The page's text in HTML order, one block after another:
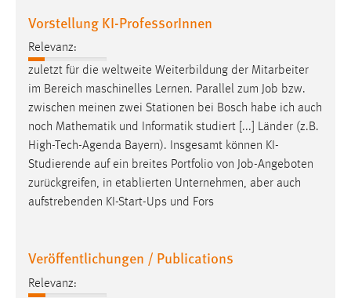
Vorstellung KI-ProfessorInnen
Relevanz:
zuletzt für die weltweite Weiterbildung der Mitarbeiter
im Bereich maschinelles Lernen. Parallel zum Job bzw.
zwischen meinen zwei Stationen bei Bosch habe ich auch
noch Mathematik und Informatik studiert [...] Länder (z.B.
High-Tech-Agenda Bayern). Insgesamt können KI-
Studierende auf ein breites Portfolio von Job-Angeboten
zurückgreifen, in etablierten Unternehmen, aber auch
aufstrebenden KI-Start-Ups und Fors
Veröffentlichungen / Publications
Relevanz:
Name:
Zweck:
Das Cookie speichert die gewählte Sprache der Website.
Cookie Laufzeit:
30 Tage
Chat
Name:
Wird benötigt um die Chatfunktion nutzen zu können.